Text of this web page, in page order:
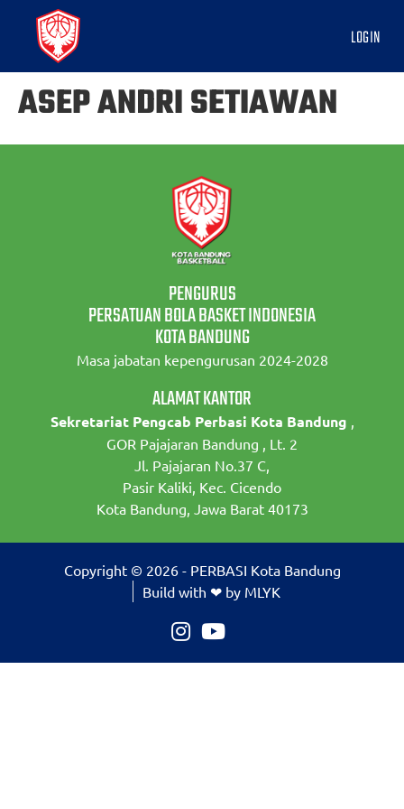
LOGIN
ASEP ANDRI SETIAWAN
PENGURUS
PERSATUAN BOLA BASKET INDONESIA
KOTA BANDUNG
Masa jabatan kepengurusan 2024-2028
ALAMAT KANTOR
Sekretariat Pengcab Perbasi Kota Bandung ,
GOR Pajajaran Bandung , Lt. 2
Jl. Pajajaran No.37 C,
Pasir Kaliki, Kec. Cicendo
Kota Bandung, Jawa Barat 40173
Copyright © 2026 - PERBASI Kota Bandung
Build with ❤ by MLYK